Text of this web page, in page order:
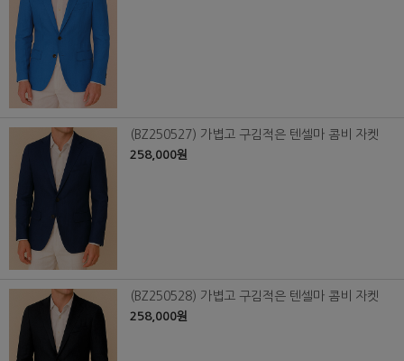
(BZ250527) 가볍고 구김적은 텐셀마 콤비 자켓
258,000원
(BZ250528) 가볍고 구김적은 텐셀마 콤비 자켓
258,000원